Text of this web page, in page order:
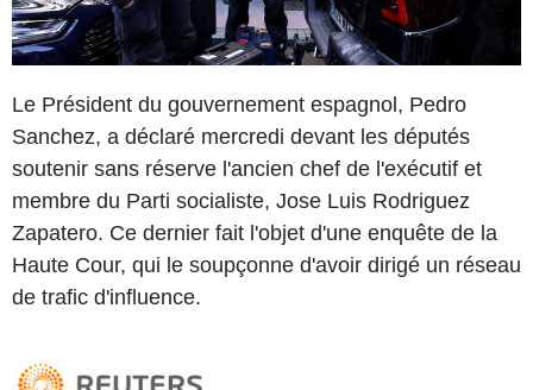
Le Président du gouvernement espagnol, Pedro
Sanchez, a déclaré mercredi devant les députés
soutenir sans réserve l'ancien chef de l'exécutif et
membre du Parti socialiste, Jose Luis Rodriguez
Zapatero. Ce dernier fait l'objet d'une enquête de la
Haute Cour, qui le soupçonne d'avoir dirigé un réseau
de trafic d'influence.